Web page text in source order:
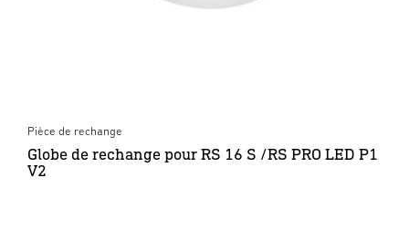
Pièce de rechange
Globe de rechange pour RS 16 S /RS PRO LED P1
V2